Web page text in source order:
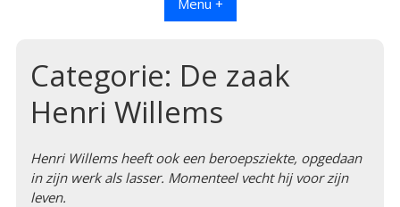
Menu +
Categorie: De zaak
Henri Willems
Henri Willems heeft ook een beroepsziekte, opgedaan
in zijn werk als lasser. Momenteel vecht hij voor zijn
leven.